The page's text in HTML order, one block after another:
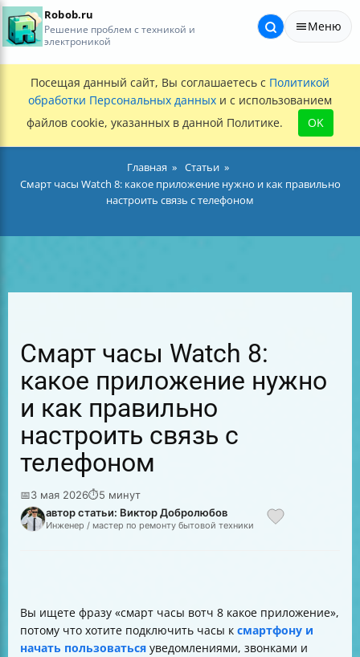
Robob.ru
Решение проблем с техникой и
электроникой
Меню
Посещая данный сайт, Вы соглашаетесь с Политикой
обработки Персональных данных и с использованием
файлов cookie, указанных в данной Политике.
OK
Главная
Статьи
Смарт часы Watch 8: какое приложение нужно и как правильно
настроить связь с телефоном
Смарт часы Watch 8:
какое приложение нужно
и как правильно
настроить связь с
телефоном
📅3 мая 2026⏱5 минут
автор статьи: Виктор Добролюбов
Инженер / мастер по ремонту бытовой техники
Вы ищете фразу «смарт часы вотч 8 какое приложение»,
потому что хотите подключить часы к смартфону и
начать пользоваться уведомлениями, звонками и